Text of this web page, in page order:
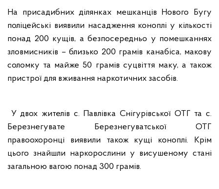
На присадибних ділянках мешканців Нового Бугу
поліцейські виявили насадження коноплі у кількості
понад 200 кущів, а безпосередньо у помешканнях
зловмисників – близько 200 грамів канабіса, макову
соломку та майже 50 грамів суцвіття маку, а також
пристрої для вживання наркотичних засобів.
У двох жителів с. Павлівка Снігурівської ОТГ та с.
Березнегувате Березнегуватської ОТГ
правоохоронці виявили також кущі коноплі. Крім
цього знайшли наркорослини у висушеному стані
загальною вагою понад 300 грамів.